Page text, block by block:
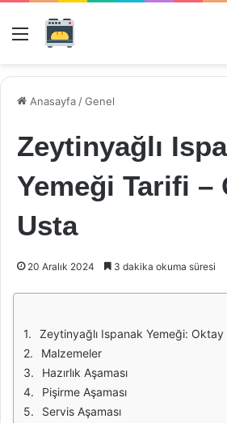
Menü
Anasayfa /Genel
Zeytinyağlı
Yemeği Tarifi –
Usta
20 Aralık 2024 3 dakika okuma süresi
Zeytinyağlı Ispanak Yemeği: Oktay
Malzemeler
Hazırlık Aşaması
Pişirme Aşaması
Servis Aşaması